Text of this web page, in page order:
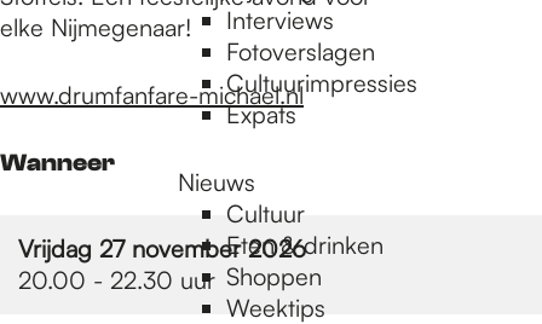
Interviews
Fotoverslagen
Cultuurimpressies
Expats
Nieuws
Cultuur
Eten & drinken
Shoppen
Weektips
elke Nijmegenaar!
www.drumfanfare-michael.nl
Wanneer
Vrijdag 27 november 2026
20.00 - 22.30 uur